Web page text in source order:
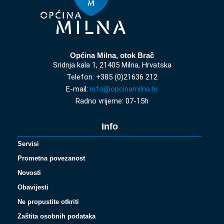
Općina Milna, otok Brač
Sridnja kala 1, 21405 Milna, Hrvatska
Telefon: +385 (0)21636 212
E-mail: info@opcinamilna.hr
Radno vrijeme: 07-15h
Info
Servisi
Prometna povezanost
Novosti
Obavijesti
Ne propustite otkriti
Zaštita osobnih podataka